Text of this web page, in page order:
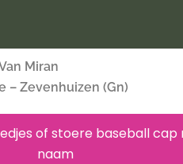
Miran
– Zevenhuizen (Gn)
of stoere baseball cap
naam